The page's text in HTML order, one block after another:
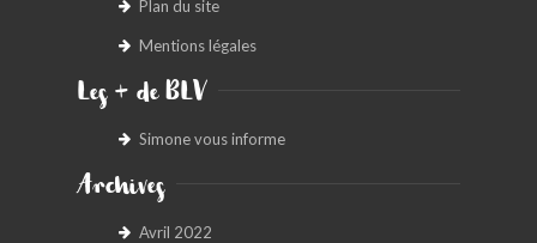
Plan du site
Mentions légales
Les + de BLV
Simone vous informe
Archives
Avril 2022